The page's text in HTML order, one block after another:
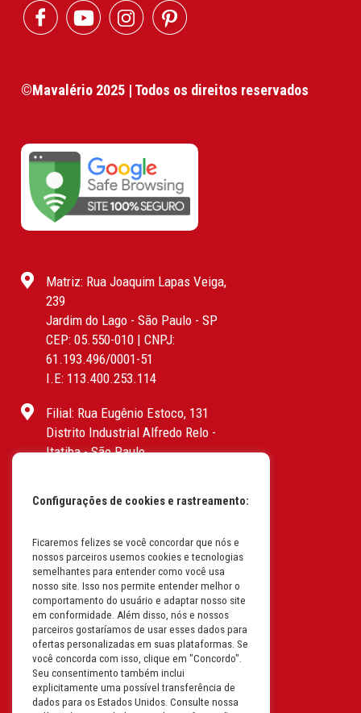
©Mavalério 2025 | Todos os direitos reservados
Matriz: Rua Joaquim Lapas Veiga,
239
Jardim do Lago - São Paulo - SP
CEP: 05.550-010 | CNPJ:
61.193.496/0001-51
I.E: 113.400.253.114
Filial: Rua Eugênio Estoco, 131
Distrito Industrial Alfredo Relo -
Itatiba - São Paulo
I.E: 382.096.357.1147
Filial: Av. Odila Chaves Rodrigues,
1277
Parque industrial RM - Condomínio
Therapark - Jundiaí - São Paulo
CEP: 13.213-087 | CNPJ:
61.193.496/0018-08
I.E: 407.642.800.114
Filial: Rua em Projeto G, 728 – Letra A
Configurações de cookies e rastreamento:
Ficaremos felizes se você concordar que nós e
nossos parceiros usemos cookies e tecnologias
semelhantes para entender como você usa
nosso site. Isso nos permite entender melhor o
comportamento do usuário e adaptar nosso site
em conformidade. Além disso, nós e nossos
parceiros gostaríamos de usar esses dados para
ofertas personalizadas em suas plataformas. Se
você concorda com isso, clique em "Concordo".
Seu consentimento também inclui
explicitamente uma possível transferência de
dados para os Estados Unidos. Consulte nossa